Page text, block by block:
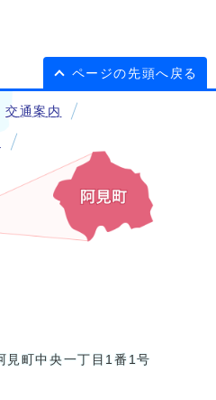
ページの先頭へ戻る
交通案内
町中央一丁目1番1号